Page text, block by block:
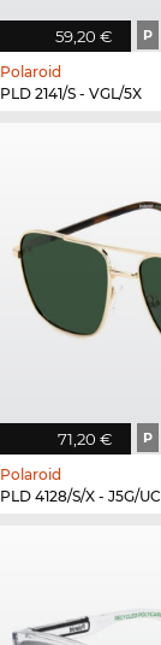
59,20 € P
Polaroid
PLD 2141/S - VGL/5X
71,20 € P
Polaroid
PLD 4128/S/X - J5G/UC